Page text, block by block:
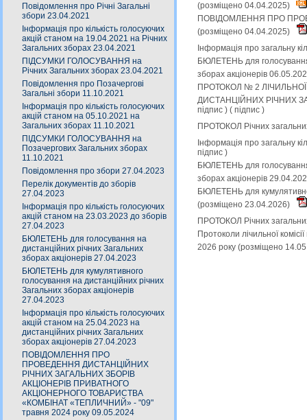
Повідомлення про Річні Загальні
збори 23.04.2021
Інформація про кількість голосуючих
акцій станом на 19.04.2021 на Річних
Загальних зборах 23.04.2021
ПІДСУМКИ ГОЛОСУВАННЯ на
Річних Загальних зборах 23.04.2021
Повідомлення про Позачергові
Загальні збори 11.10.2021
Інформація про кількість голосуючих
акцій станом на 05.10.2021 на
Загальних зборах 11.10.2021
ПІДСУМКИ ГОЛОСУВАННЯ на
Позачергових Загальних зборах
11.10.2021
Повідомлення про збори 27.04.2023
Перелік документів до зборів
27.04.2023
Інформація про кількість голосуючих
акцій станом на 23.03.2023 до зборів
27.04.2023
БЮЛЕТЕНЬ для голосування на
дистанційних річних Загальних
зборах акціонерів 27.04.2023
БЮЛЕТЕНЬ для кумулятивного
голосування на дистанційних річних
Загальних зборах акціонерів
27.04.2023
Інформація про кількість голосуючих
акцій станом на 25.04.2023 на
дистанційних річних Загальних
зборах акціонерів 27.04.2023
ПОВІДОМЛЕННЯ ПРО
ПРОВЕДЕННЯ ДИСТАНЦІЙНИХ
РІЧНИХ ЗАГАЛЬНИХ ЗБОРІВ
АКЦІОНЕРІВ ПРИВАТНОГО
АКЦІОНЕРНОГО ТОВАРИСТВА
«КОМБІНАТ «ТЕПЛИЧНИЙ» - "09"
травня 2024 року 09.05.2024
(розміщено 04.04.2025)
ПОВІДОМЛЕННЯ ПРО
(розміщено 04.04.2025)
Інформація про загальну
БЮЛЕТЕНЬ для голосування
зборах акціонерів
ПРОТОКОЛ № 2
ДИСТАНЦІЙНИХ РІЧНИХ
підпис ) ( підпис )
ПРОТОКОЛ Річних
Інформація про загальну
підпис )
БЮЛЕТЕНЬ для голосування
зборах акціонерів
БЮЛЕТЕНЬ для
(розміщено 23.04.2026)
ПРОТОКОЛ Річних
Протоколи лічильної
2026 року (розміщено